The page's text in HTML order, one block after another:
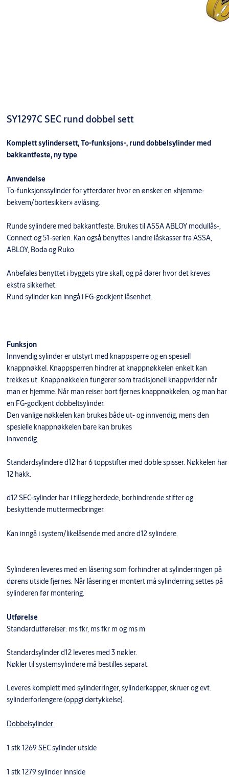
SY1297C SEC rund dobbel sett
Komplett sylindersett, To-funksjons-, rund dobbelsylinder med
bakkantfeste, ny type
Anvendelse
To-funksjonssylinder for ytterdører hvor en ønsker en «hjemme-
bekvem/bortesikker» avlåsing.
Runde sylindere med bakkantfeste. Brukes til ASSA ABLOY modullås-,
Connect og 51-serien. Kan også benyttes i andre låskasser fra ASSA,
ABLOY, Boda og Ruko.
Anbefales benyttet i byggets ytre skall, og på dører hvor det kreves
ekstra sikkerhet.
Rund sylinder kan inngå i FG-godkjent låsenhet.
Funksjon
Innvendig sylinder er utstyrt med knappsperre og en spesiell
knappnøkkel. Knappsperren hindrer at knappnøkkelen enkelt kan
trekkes ut. Knappnøkkelen fungerer som tradisjonell knappvrider når
man er hjemme. Når man reiser bort fjernes knappnøkkelen, og man har
en FG-godkjent dobbeltsylinder.
Den vanlige nøkkelen kan brukes både ut- og innvendig, mens den
spesielle knappnøkkelen bare kan brukes
innvendig.
Standardsylindere d12 har 6 toppstifter med doble spisser. Nøkkelen har
12 hakk.
d12 SEC-sylinder har i tillegg herdede, borhindrende stifter og
beskyttende muttermedbringer.
​Kan inngå i system/likelåsende med andre d12 sylindere.
Sylinderen leveres med en låsering som forhindrer at sylinderringen på
dørens utside fjernes. Når låsering er montert må sylinderring settes på
sylinderen før montering.
Utførelse
Standardutførelser: ms fkr, ms fkr m og ms m
Standardsylinder d12 leveres med 3 nøkler.
Nøkler til systemsylindere må bestilles separat.
Leveres komplett med sylinderringer, sylinderkapper, skruer og evt.
sylinderforlengere (oppgi dørtykkelse).
Dobbelsylinder:
1 stk 1269 SEC sylinder utside
1 stk 1279 sylinder innside